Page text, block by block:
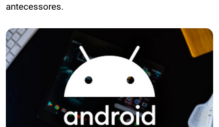
antecessores.